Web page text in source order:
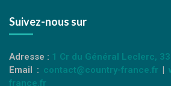
Suivez-nous sur
Adresse : 1 Cr du Général Leclerc,
Email : contact@country-france.fr |
france.fr